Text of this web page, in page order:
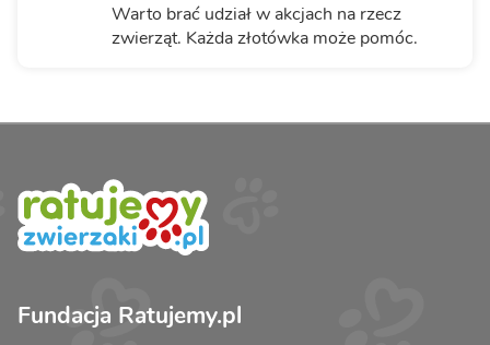
Warto brać udział w akcjach na rzecz
zwierząt. Każda złotówka może pomóc.
Fundacja Ratujemy.pl